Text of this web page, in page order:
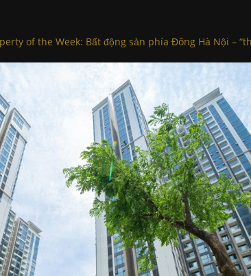
of the Week: Bất động sản phía Đông Hà Nội –